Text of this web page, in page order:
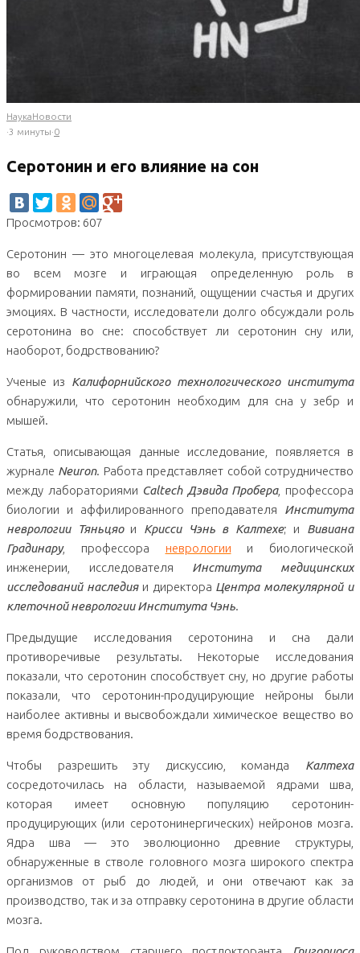
НаукаНовости
·3 минуты·0
Серотонин и его влияние на сон
Просмотров: 607
Серотонин — это многоцелевая молекула, присутствующая
во всем мозге и играющая определенную роль в
формировании памяти, познаний, ощущении счастья и других
эмоциях. В частности, исследователи долго обсуждали роль
серотонина во сне: способствует ли серотонин сну или,
наоборот, бодрствованию?
Ученые из Калифорнийского технологического института
обнаружили, что серотонин необходим для сна у зебр и
мышей.
Статья, описывающая данные исследование, появляется в
журнале Neuron. Работа представляет собой сотрудничество
между лабораториями Caltech Дэвида Пробера, профессора
биологии и аффилированного преподавателя Института
неврологии Тяньцяои Крисси Чэнь в Калтехе; и Вивиана
Градинару, профессора неврологии и биологической
инженерии, исследователя Института медицинских
исследований наследияи директора Центра молекулярной и
клеточной неврологии Института Чэнь.
Предыдущие исследования серотонина и сна дали
противоречивые результаты. Некоторые исследования
показали, что серотонин способствует сну, но другие работы
показали, что серотонин-продуцирующие нейроны были
наиболее активны и высвобождали химическое вещество во
время бодрствования.
Чтобы разрешить эту дискуссию, команда Калтеха
сосредоточилась на области, называемой ядрами шва,
которая имеет основную популяцию серотонин-
продуцирующих (или серотонинергических) нейронов мозга.
Ядра шва — это эволюционно древние структуры,
обнаруженные в стволе головного мозга широкого спектра
организмов от рыб до людей, и они отвечают как за
производство, так и за отправку серотонина в другие области
мозга.